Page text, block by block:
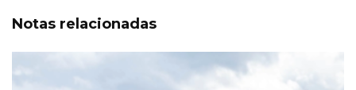
Notas relacionadas